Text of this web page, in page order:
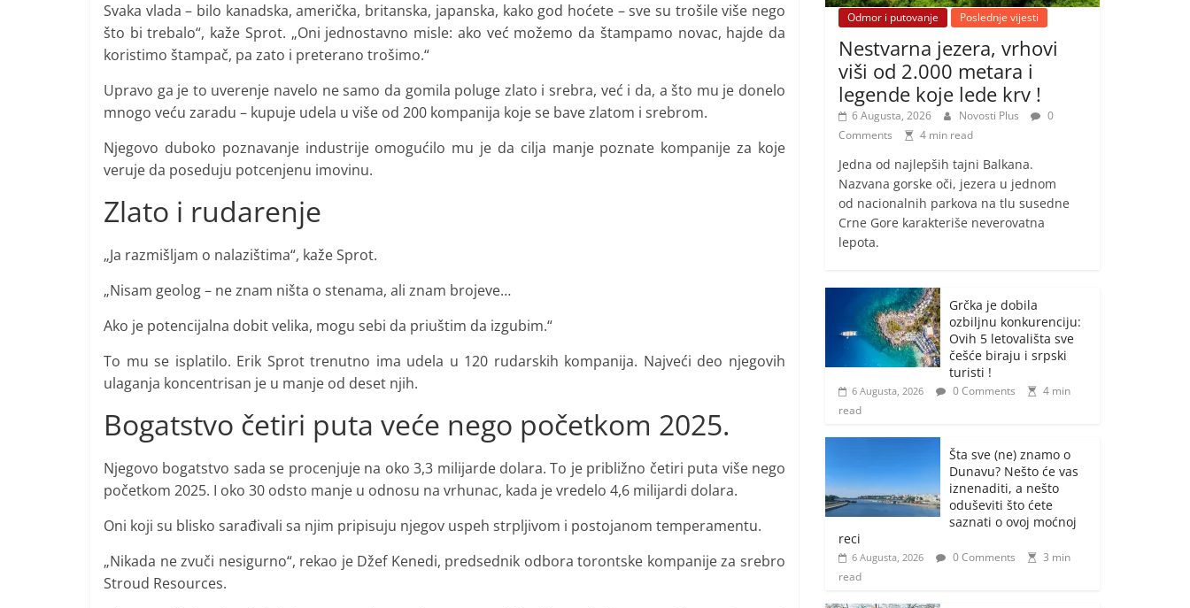
Svaka vlada – bilo kanadska, američka, britanska, japanska, kako god hoćete – sve su trošile više nego
što bi trebalo“, kaže Sprot. „Oni jednostavno misle: ako već možemo da štampamo novac, hajde da
koristimo štampač, pa zato i preterano trošimo.“
Upravo ga je to uverenje navelo ne samo da gomila poluge zlato i srebra, već i da, a što mu je donelo
mnogo veću zaradu – kupuje udela u više od 200 kompanija koje se bave zlatom i srebrom.
Njegovo duboko poznavanje industrije omogućilo mu je da cilja manje poznate kompanije za koje
veruje da poseduju potcenjenu imovinu.
Zlato i rudarenje
„Ja razmišljam o nalazištima“, kaže Sprot.
„Nisam geolog – ne znam ništa o stenama, ali znam brojeve…
Ako je potencijalna dobit velika, mogu sebi da priuštim da izgubim.“
To mu se isplatilo. Erik Sprot trenutno ima udela u 120 rudarskih kompanija. Najveći deo njegovih
ulaganja koncentrisan je u manje od deset njih.
Bogatstvo četiri puta veće nego početkom 2025.
Njegovo bogatstvo sada se procenjuje na oko 3,3 milijarde dolara. To je približno četiri puta više nego
početkom 2025. I oko 30 odsto manje u odnosu na vrhunac, kada je vredelo 4,6 milijardi dolara.
Oni koji su blisko sarađivali sa njim pripisuju njegov uspeh strpljivom i postojanom temperamentu.
„Nikada ne zvuči nesigurno“, rekao je Džef Kenedi, predsednik odbora torontske kompanije za srebro
Stroud Resources.
Odmor i putovanje Poslednje vijesti
Nestvarna jezera, vrhovi
viši od 2.000 metara i
legende koje lede krv !
6 Augusta, 2026 Novosti Plus
0
Comments
4 min read
Jedna od najlepših tajni Balkana.
Nazvana gorske oči, jezera u jednom
od nacionalnih parkova na tlu susedne
Crne Gore karakteriše neverovatna
lepota.
Grčka je dobila
ozbiljnu konkurenciju:
Ovih 5 letovališta sve
češće biraju i srpski
turisti !
6 Augusta, 2026 0 Comments
4 min
read
Šta sve (ne) znamo o
Dunavu? Nešto će vas
iznenaditi, a nešto
oduševiti što ćete
saznati o ovoj moćnoj
reci
6 Augusta, 2026 0 Comments
3 min
read